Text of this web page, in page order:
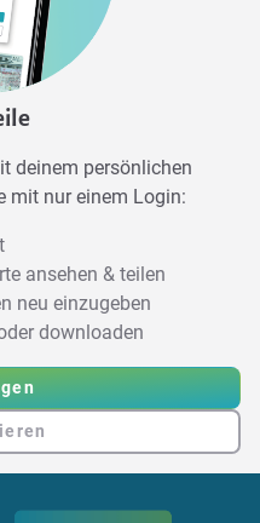
deinem persönlichen
mit nur einem Login:
ansehen & teilen
neu einzugeben
downloaden